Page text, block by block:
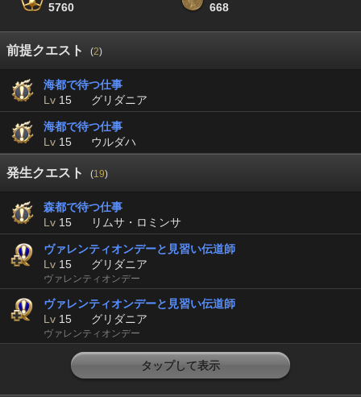
5760 668
前提クエスト (2)
海都で待つ仕事
Lv 15 グリダニア
海都で待つ仕事
Lv 15 ウルダハ
発生クエスト (19)
森都で待つ仕事
Lv 15 リムサ・ロミンサ
ヴァレンティオンデーと見習い伝道師
Lv 15 グリダニア
ヴァレンティオンデー
ヴァレンティオンデーと見習い伝道師
Lv 15 グリダニア
ヴァレンティオンデー
タップして表示